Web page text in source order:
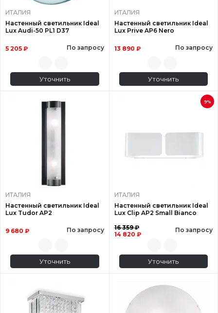
ИТАЛИЯ
Настенный светильник Ideal
Lux Audi-50 PL1 D37
5 205 ₽ По запросу
Уточнить
ИТАЛИЯ
Настенный светильник Ideal
Lux Prive AP6 Nero
13 890 ₽ По запросу
Уточнить
ИТАЛИЯ
Настенный светильник Ideal
Lux Tudor AP2
9 680 ₽ По запросу
Уточнить
9%
ИТАЛИЯ
Настенный светильник Ideal
Lux Clip AP2 Small Bianco
16 359 ₽
14 820 ₽
По запросу
Уточнить